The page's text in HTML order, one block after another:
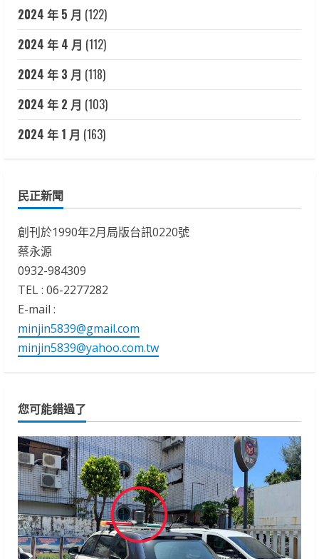
2024 年 5 月 (122)
2024 年 4 月 (112)
2024 年 3 月 (118)
2024 年 2 月 (103)
2024 年 1 月 (163)
民正新聞
創刊於1990年2月局版台訊0220號
蔡永源
0932-984309
TEL : 06-2277282
E-mail :
minjin5839@gmail.com
minjin5839@yahoo.com.tw
您可能錯過了